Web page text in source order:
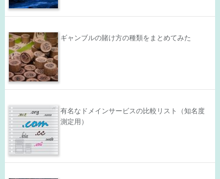
ギャンブルの賭け方の種類をまとめてみた
有名なドメインサービスの比較リスト（知名度
測定用）